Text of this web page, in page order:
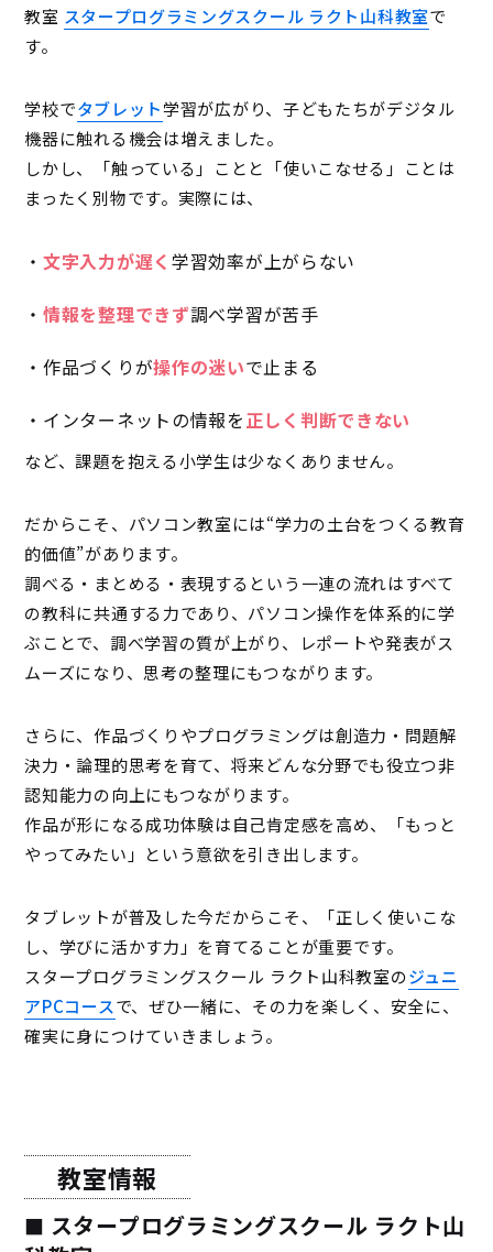
教室 スタープログラミングスクール ラクト山科教室で
す。
学校でタブレット学習が広がり、子どもたちがデジタル
機器に触れる機会は増えました。
しかし、「触っている」ことと「使いこなせる」ことは
まったく別物です。実際には、
・文字入力が遅く 学習効率が上がらない
・情報を整理できず調べ学習が苦手
・作品づくりが操作の迷いで止まる
・インターネットの情報を正しく判断できない
など、課題を抱える小学生は少なくありません。
だからこそ、パソコン教室には“学力の土台をつくる教育
的価値”があります。
調べる・まとめる・表現するという一連の流れはすべて
の教科に共通する力であり、パソコン操作を体系的に学
ぶことで、調べ学習の質が上がり、レポートや発表がス
ムーズになり、思考の整理にもつながります。
さらに、作品づくりやプログラミングは創造力・問題解
決力・論理的思考を育て、将来どんな分野でも役立つ非
認知能力の向上にもつながります。
作品が形になる成功体験は自己肯定感を高め、「もっと
やってみたい」という意欲を引き出します。
タブレットが普及した今だからこそ、「正しく使いこな
し、学びに活かす力」を育てることが重要です。
スタープログラミングスクール ラクト山科教室のジュニ
アPCコースで、ぜひ一緒に、その力を楽しく、安全に、
確実に身につけていきましょう。
教室情報
スタープログラミングスクール ラクト山